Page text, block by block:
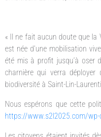
« Il ne fait aucun doute que la
est née d’une mobilisation
été mis à profit jusqu’à oser
charnière qui verra
biodiversité à Saint-Lin-
Nous espérons que cette
https://www.s2l2025.com/wp-